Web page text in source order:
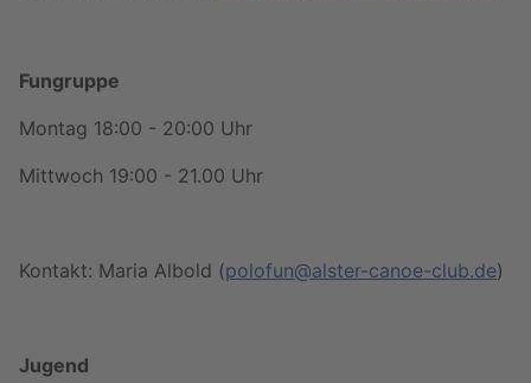
Fungruppe
Montag 18:00 - 20:00 Uhr
Mittwoch 19:00 - 21.00 Uhr
Kontakt: Maria Albold (polofun@alster-canoe-club.de)
Jugend